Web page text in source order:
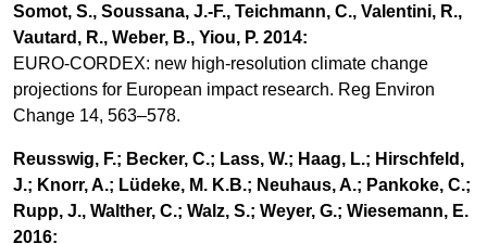
Somot, S., Soussana, J.-F., Teichmann, C., Valentini, R.,
Vautard, R., Weber, B., Yiou, P. 2014:
EURO-CORDEX: new high-resolution climate change
projections for European impact research. Reg Environ
Change 14, 563–578.
Reusswig, F.; Becker, C.; Lass, W.; Haag, L.; Hirschfeld,
J.; Knorr, A.; Lüdeke, M. K.B.; Neuhaus, A.; Pankoke, C.;
Rupp, J., Walther, C.; Walz, S.; Weyer, G.; Wiesemann, E.
2016: